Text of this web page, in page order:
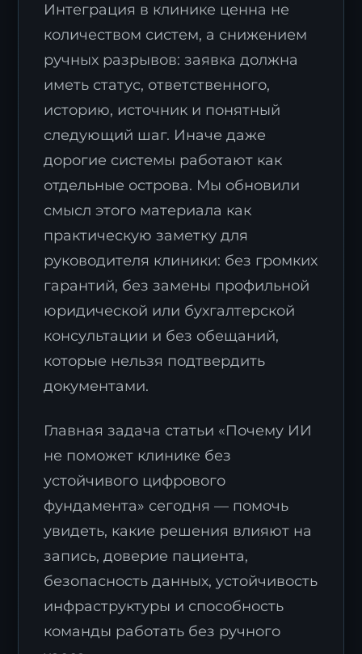
Интеграция в клинике ценна не
количеством систем, а снижением
ручных разрывов: заявка должна
иметь статус, ответственного,
историю, источник и понятный
следующий шаг. Иначе даже
дорогие системы работают как
отдельные острова. Мы обновили
смысл этого материала как
практическую заметку для
руководителя клиники: без громких
гарантий, без замены профильной
юридической или бухгалтерской
консультации и без обещаний,
которые нельзя подтвердить
документами.
Главная задача статьи «Почему ИИ
не поможет клинике без
устойчивого цифрового
фундамента» сегодня — помочь
увидеть, какие решения влияют на
запись, доверие пациента,
безопасность данных, устойчивость
инфраструктуры и способность
команды работать без ручного